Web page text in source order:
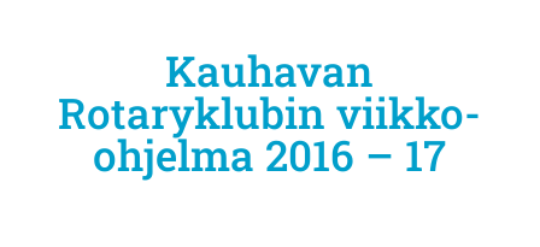
Kauhavan
Rotaryklubin viikko-
ohjelma 2016 – 17